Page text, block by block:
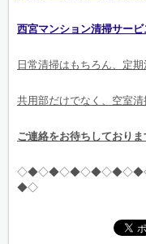
西宮マンション清掃サービ
日常清掃はもちろん、定
共用部だけでなく、空室
ご連絡をお待ちしておりま
◆◇